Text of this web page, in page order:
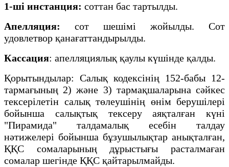
1-ші инстанция: соттан бас тартылды.
Апелляция: сот шешімі жойылды. Сот
удовлетвор қанағаттандырылды.
Кассация: апелляциялық қаулы күшінде қалды.
Қорытындылар: Салық кодексінің 152-бабы 12-
тармағының 2) және 3) тармақшаларына сәйкес
тексерілетін салық төлеушінің өнім берушілері
бойынша салықтық тексеру аяқталған күні
"Пирамида" талдамалық есебін талдау
нәтижелері бойынша бұзушылықтар анықталған,
ҚҚС сомаларының дұрыстығы расталмаған
сомалар шегінде ҚҚС қайтарылмайды.